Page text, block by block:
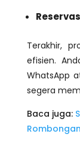
Terakhir,
efisien.
WhatsApp
segera
Baca juga: